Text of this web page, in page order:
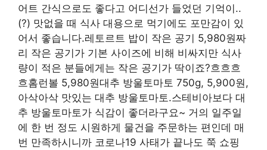
어트 간식으로도 좋다고 어디선가 들었던 기억이..
(?) 맛없을 때 식사 대용으로 먹기에도 포만감이 있
어서 좋습니다.레토르트 밥이 작은 공기 5,980원짜
리 작은 공기가 기본 사이즈에 비해 비싸지만 식사
량이 적은 분들에게는 작은 공기가 딱이죠?흐흐흐
흐홈런볼 5,980원대추 방울토마토 750g, 5,900원,
아삭아삭 맛있는 대추 방울토마토.스테비아보다 대
추 방울토마토가 식감이 좋더라구요~ 거의 일주일
에 한 번 정도 시원하게 물건을 주문하는 편인데 매
번 만족하시니까 코로나19 사태가 끝나도 쭉 쇼핑